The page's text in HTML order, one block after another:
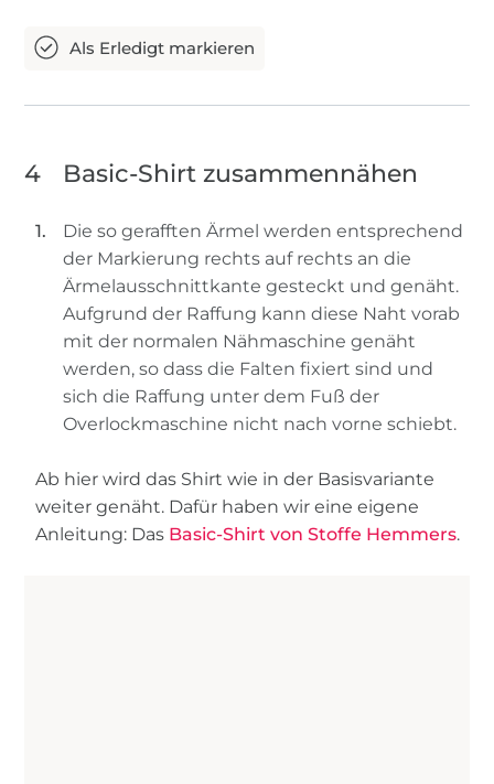
4 Basic-Shirt zusammennähen
Die so gerafften Ärmel werden entsprechend
der Markierung rechts auf rechts an die
Ärmelausschnittkante gesteckt und genäht.
Aufgrund der Raffung kann diese Naht vorab
mit der normalen Nähmaschine genäht
werden, so dass die Falten fixiert sind und
sich die Raffung unter dem Fuß der
Overlockmaschine nicht nach vorne schiebt.
Ab hier wird das Shirt wie in der Basisvariante
weiter genäht. Dafür haben wir eine eigene
Anleitung: Das Basic-Shirt von Stoffe Hemmers.